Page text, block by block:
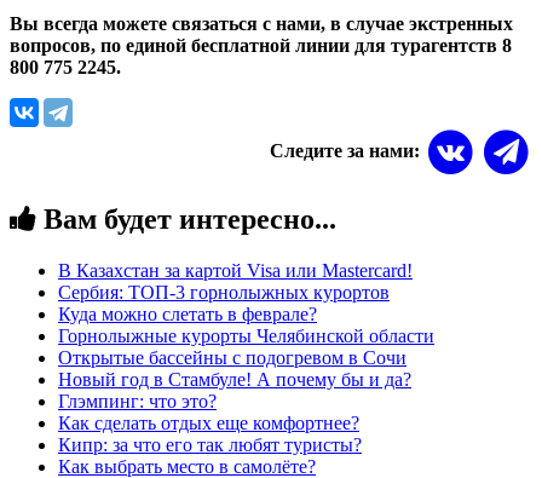
Вы всегда можете связаться с нами, в случае экстренных
вопросов, по единой бесплатной линии для турагентств 8
800 775 2245.
Следите за нами:
Вам будет интересно...
В Казахстан за картой Visa или Masterсard!
Сербия: ТОП-3 горнолыжных курортов
Куда можно слетать в феврале?
Горнолыжные курорты Челябинской области
Открытые бассейны с подогревом в Сочи
Новый год в Стамбуле! А почему бы и да?
Глэмпинг: что это?
Как сделать отдых еще комфортнее?
Кипр: за что его так любят туристы?
Как выбрать место в самолёте?